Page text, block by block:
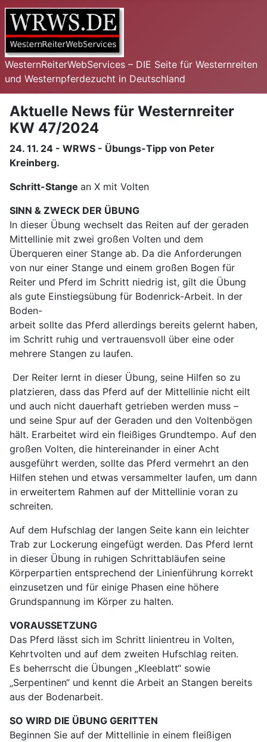
WesternReiterWebServices – DIE Seite für Westernreiten
und Westernpferdezucht in Deutschland
Aktuelle News für Westernreiter
KW 47/2024
24. 11. 24 - WRWS - Übungs-Tipp von Peter
Kreinberg.
Schritt-Stange an X mit Volten
SINN & ZWECK DER ÜBUNG
In dieser Übung wechselt das Reiten auf der geraden
Mittellinie mit zwei großen Volten und dem
Überqueren einer Stange ab. Da die Anforderungen
von nur einer Stange und einem großen Bogen für
Reiter und Pferd im Schritt niedrig ist, gilt die Übung
als gute Einstiegsübung für Bodenrick-Arbeit. In der
Boden-
arbeit sollte das Pferd allerdings bereits gelernt haben,
im Schritt ruhig und vertrauensvoll über eine oder
mehrere Stangen zu laufen.
Der Reiter lernt in dieser Übung, seine Hilfen so zu
platzieren, dass das Pferd auf der Mittellinie nicht eilt
und auch nicht dauerhaft getrieben werden muss –
und seine Spur auf der Geraden und den Voltenbögen
hält. Erarbeitet wird ein fleißiges Grundtempo. Auf den
großen Volten, die hintereinander in einer Acht
ausgeführt werden, sollte das Pferd vermehrt an den
Hilfen stehen und etwas versammelter laufen, um dann
in erweitertem Rahmen auf der Mittellinie voran zu
schreiten.
Auf dem Hufschlag der langen Seite kann ein leichter
Trab zur Lockerung eingefügt werden. Das Pferd lernt
in dieser Übung in ruhigen Schrittabläufen seine
Körperpartien entsprechend der Linienführung korrekt
einzusetzen und für einige Phasen eine höhere
Grundspannung im Körper zu halten.
VORAUSSETZUNG
Das Pferd lässt sich im Schritt linientreu in Volten,
Kehrtvolten und auf dem zweiten Hufschlag reiten.
Es beherrscht die Übungen „Kleeblatt“ sowie
„Serpentinen“ und kennt die Arbeit an Stangen bereits
aus der Bodenarbeit.
SO WIRD DIE ÜBUNG GERITTEN
Beginnen Sie auf der Mittellinie in einem fleißigen